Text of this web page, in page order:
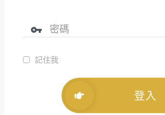
記住我
登入